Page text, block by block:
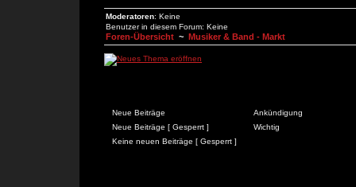
Moderatoren: Keine
Benutzer in diesem Forum: Keine
Foren-Übersicht ~ Musiker & Band - Markt
Neue Beiträge
Ankündigung
Neue Beiträge [ Gesperrt ]
Wichtig
Keine neuen Beiträge [ Gesperrt ]